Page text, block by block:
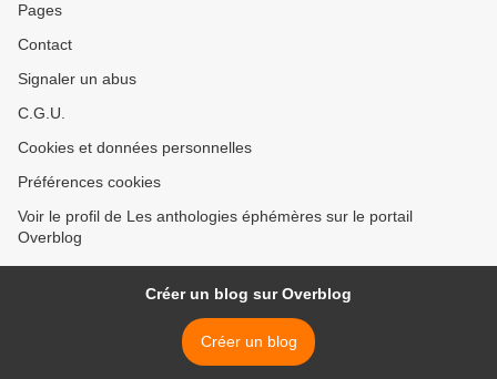
Pages
Contact
Signaler un abus
C.G.U.
Cookies et données personnelles
Préférences cookies
Voir le profil de Les anthologies éphémères sur le portail
Overblog
Créer un blog sur Overblog
Créer un blog